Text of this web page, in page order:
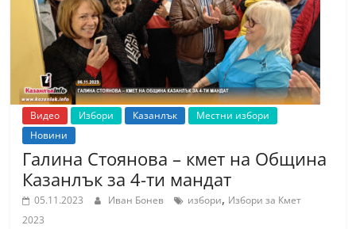
Видео Избори Казанлък
Местни избори
Новини
Галина Стоянова – кмет на Община
Казанлък за 4-ти мандат
05.11.2023 Иван Бонев избори, Избори за Кмет
2023